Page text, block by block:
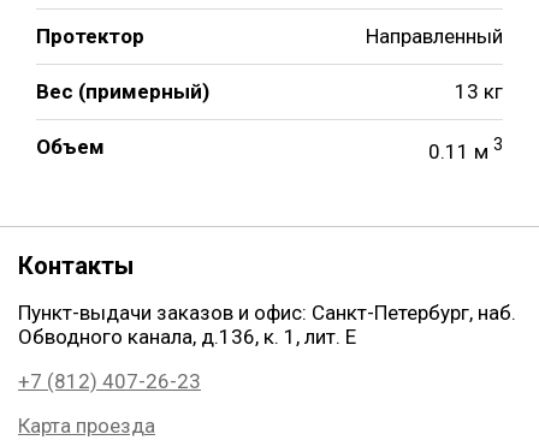
Протектор Направленный
Вес (примерный) 13 кг
Объем 0.11 м 3
Контакты
Пункт-выдачи заказов и офис: Санкт-Петербург, наб.
Обводного канала, д.136, к. 1, лит. Е
+7 (812) 407-26-23
Карта проезда